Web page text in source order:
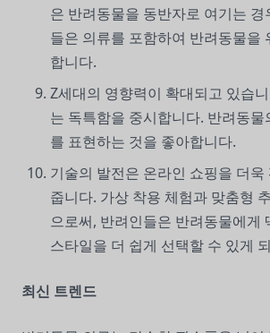
은 반려동물을 동반자로 여기는 경
들은 의류를 포함하여 반려동물을
합니다.
Z세대의 영향력이 확대되고 있습
는 독특함을 중시합니다. 반려동물
를 표현하는 것을 좋아합니다.
기술의 발전은 온라인 쇼핑을 더욱
줍니다. 가상 착용 체험과 맞춤형
으로써, 반려인들은 반려동물에게
스타일을 더 쉽게 선택할 수 있게
최신 트렌드